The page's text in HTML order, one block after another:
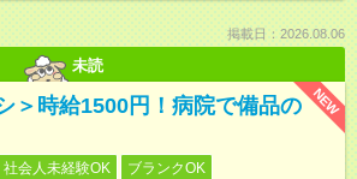
掲載日：2026.08.06
未読
NEW
＞時給1500円！病院で備品の
社会人未経験OK
ブランクOK